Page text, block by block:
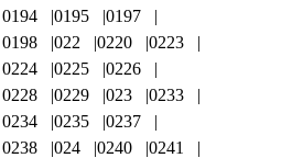
0194
0195
0197
0198
022 0220
0223
0224
0225
0226
0228
0229 023
0233
0234
0235
0237
0238
024 0240
0241